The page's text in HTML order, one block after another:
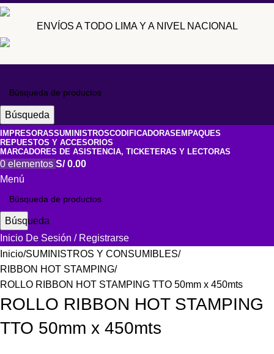
ENVÍOS A TODO LIMA Y A NIVEL NACIONAL
Búsqueda
IMPRESORASSUMINISTROSCODIFICADORAS EMPAQUES
REPUESTOS Y ACCESORIOS
MARCADORES DE ASISTENCIA, TICKETERAS Y LECTORAS
0 elementos S/0.00
Menú
Búsqueda
Inicio De Sesión / Registrarse
Inicio SUMINISTROS Y CONSUMIBLES
RIBBON HOT STAMPING
ROLLO RIBBON HOT STAMPING TTO 50mm x 450mts
ROLLO RIBBON HOT STAMPING
TTO 50mm x 450mts